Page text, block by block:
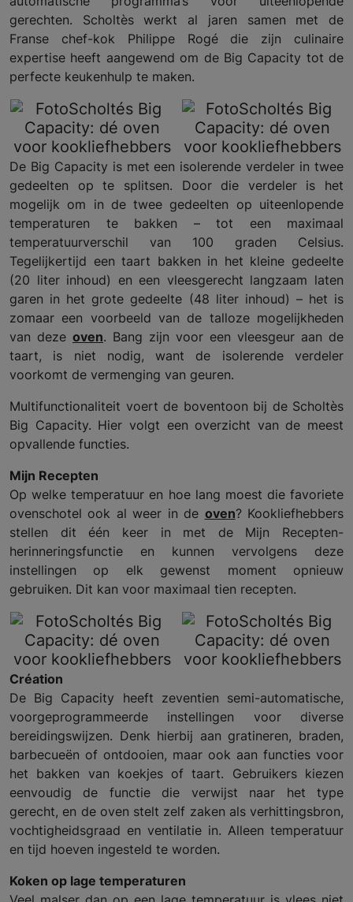
gerechten. Scholtès werkt al jaren samen met de
Franse chef-kok Philippe Rogé die zijn culinaire
expertise heeft aangewend om de Big Capacity tot de
perfecte keukenhulp te maken.
De Big Capacity is met een isolerende verdeler in twee
gedeelten op te splitsen. Door die verdeler is het
mogelijk om in de twee gedeelten op uiteenlopende
temperaturen te bakken – tot een maximaal
temperatuurverschil van 100 graden Celsius.
Tegelijkertijd een taart bakken in het kleine gedeelte
(20 liter inhoud) en een vleesgerecht langzaam laten
garen in het grote gedeelte (48 liter inhoud) – het is
zomaar een voorbeeld van de talloze mogelijkheden
van deze oven. Bang zijn voor een vleesgeur aan de
taart, is niet nodig, want de isolerende verdeler
voorkomt de vermenging van geuren.
Multifunctionaliteit voert de boventoon bij de Scholtès
Big Capacity. Hier volgt een overzicht van de meest
opvallende functies.
Mijn Recepten
Op welke temperatuur en hoe lang moest die favoriete
ovenschotel ook al weer in de oven? Kookliefhebbers
stellen dit één keer in met de Mijn Recepten-
herinneringsfunctie en kunnen vervolgens deze
instellingen op elk gewenst moment opnieuw
gebruiken. Dit kan voor maximaal tien recepten.
Création
De Big Capacity heeft zeventien semi-automatische,
voorgeprogrammeerde instellingen voor diverse
bereidingswijzen. Denk hierbij aan gratineren, braden,
barbecueën of ontdooien, maar ook aan functies voor
het bakken van koekjes of taart. Gebruikers kiezen
eenvoudig de functie die verwijst naar het type
gerecht, en de oven stelt zelf zaken als verhittingsbron,
vochtigheidsgraad en ventilatie in. Alleen temperatuur
en tijd hoeven ingesteld te worden.
Koken op lage temperaturen